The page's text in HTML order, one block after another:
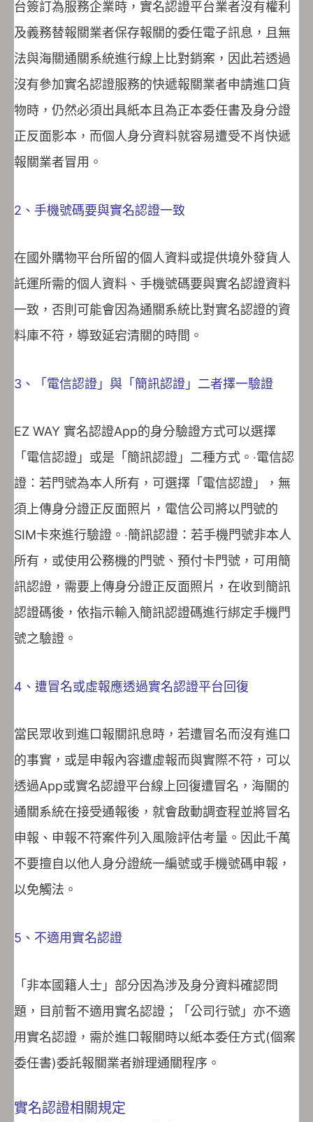
台簽訂為服務企業時，實名認證平台業者沒有權利
及義務替報關業者保存報關的委任電子訊息，且無
法與海關通關系統進行線上比對銷案，因此若透過
沒有參加實名認證服務的快遞報關業者申請進口貨
物時，仍然必須出具紙本且為正本委任書及身分證
正反面影本，而個人身分資料就容易遭受不肖快遞
報關業者冒用。
2、手機號碼要與實名認證一致
在國外購物平台所留的個人資料或提供境外發貨人
託運所需的個人資料、手機號碼要與實名認證資料
一致，否則可能會因為通關系統比對實名認證的資
料庫不符，導致延宕清關的時間。
3、「電信認證」與「簡訊認證」二者擇一驗證
EZ WAY 實名認證App的身分驗證方式可以選擇
「電信認證」或是「簡訊認證」二種方式。‧電信認
證：若門號為本人所有，可選擇「電信認證」，無
須上傳身分證正反面照片，電信公司將以門號的
SIM卡來進行驗證。‧簡訊認證：若手機門號非本人
所有，或使用公務機的門號、預付卡門號，可用簡
訊認證，需要上傳身分證正反面照片，在收到簡訊
認證碼後，依指示輸入簡訊認證碼進行綁定手機門
號之驗證。
4、遭冒名或虛報應透過實名認證平台回復
當民眾收到進口報關訊息時，若遭冒名而沒有進口
的事實，或是申報內容遭虛報而與實際不符，可以
透過App或實名認證平台線上回復遭冒名，海關的
通關系統在接受通報後，就會啟動調查程並將冒名
申報、申報不符案件列入風險評估考量。因此千萬
不要擅自以他人身分證統一編號或手機號碼申報，
以免觸法。
5、不適用實名認證
「非本國籍人士」部分因為涉及身分資料確認問
題，目前暫不適用實名認證；「公司行號」亦不適
用實名認證，需於進口報關時以紙本委任方式(個案
委任書)委託報關業者辦理通關程序。
實名認證相關規定